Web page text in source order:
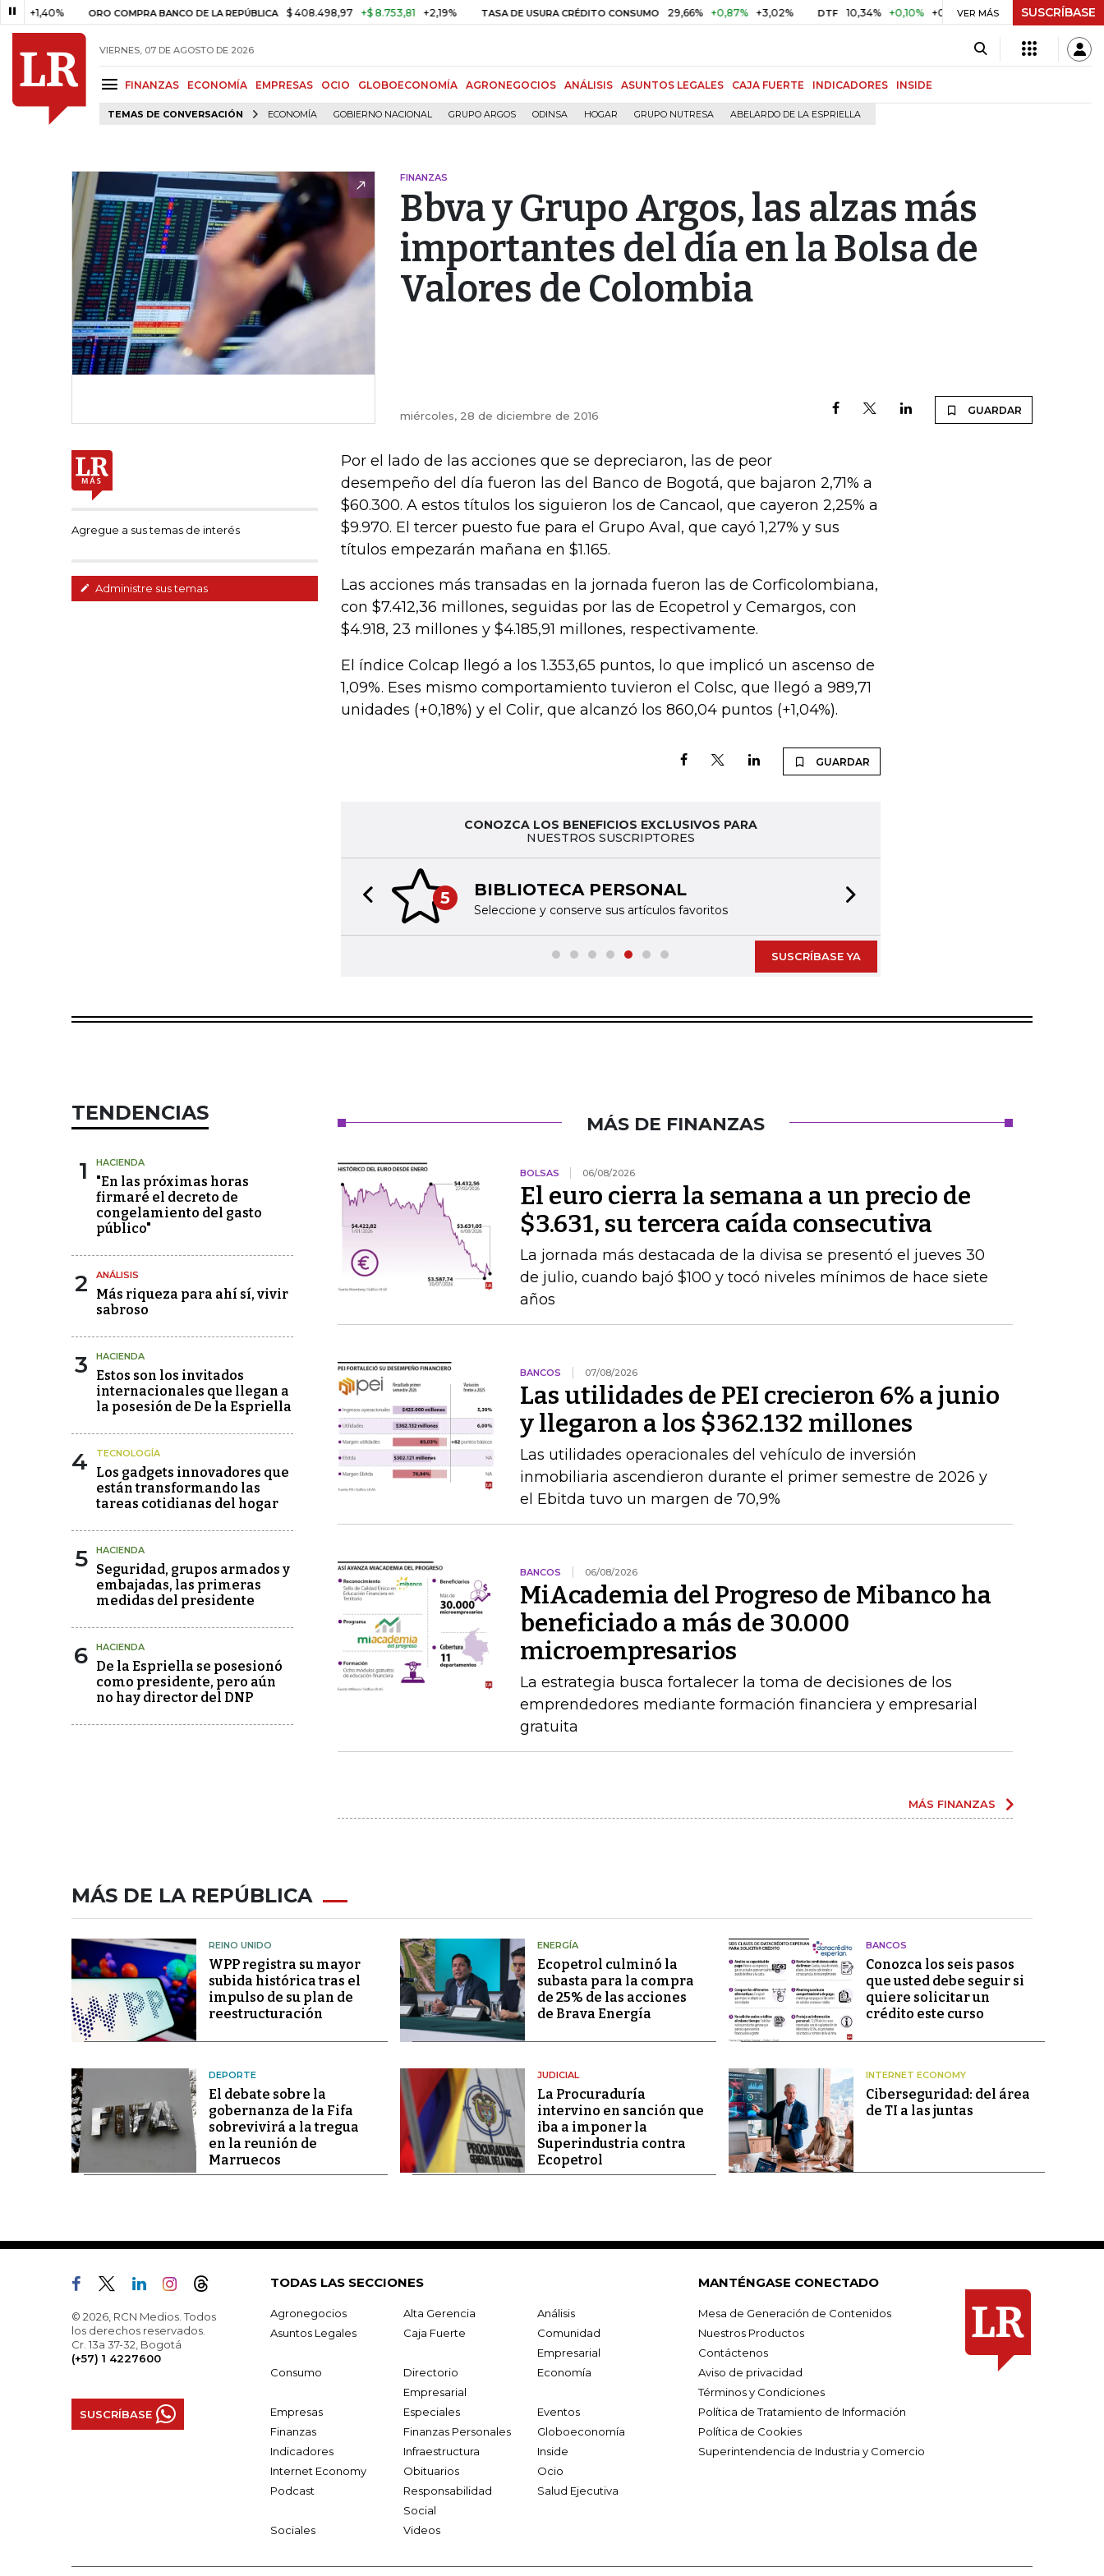
ORO COMPRA BANCO DE LA REPÚBLICA $ 408.498,97 +$ 8.753,81 +2,19% TASA DE USURA CRÉDITO CONSUMO 29,66% +0,87% +3,02% DTF 10,34% +0,10% +0,98% UVR $ 416,96 +$ 0,05
VER MÁS SUSCRÍBASE
VIERNES, 07 DE AGOSTO DE 2026
FINANZAS ECONOMÍA EMPRESAS OCIO GLOBOECONOMÍA AGRONEGOCIOS ANÁLISIS ASUNTOS LEGALES CAJA FUERTE INDICADORES INSIDE
TEMAS DE CONVERSACIÓN ECONOMÍA GOBIERNO NACIONAL GRUPO ARGOS ODINSA HOGAR GRUPO NUTRESA ABELARDO DE LA ESPRIELLA
FINANZAS
Bbva y Grupo Argos, las alzas más
importantes del día en la Bolsa de
Valores de Colombia
miércoles, 28 de diciembre de 2016 GUARDAR
Agregue a sus temas de interés
Administre sus temas
Por el lado de las acciones que se depreciaron, las de peor
desempeño del día fueron las del Banco de Bogotá, que bajaron 2,71% a
$60.300. A estos títulos los siguieron los de Cancaol, que cayeron 2,25% a
$9.970. El tercer puesto fue para el Grupo Aval, que cayó 1,27% y sus
títulos empezarán mañana en $1.165.
Las acciones más transadas en la jornada fueron las de Corficolombiana,
con $7.412,36 millones, seguidas por las de Ecopetrol y Cemargos, con
$4.918, 23 millones y $4.185,91 millones, respectivamente.
El índice Colcap llegó a los 1.353,65 puntos, lo que implicó un ascenso de
1,09%. Eses mismo comportamiento tuvieron el Colsc, que llegó a 989,71
unidades (+0,18%) y el Colir, que alcanzó los 860,04 puntos (+1,04%).
GUARDAR
CONOZCA LOS BENEFICIOS EXCLUSIVOS PARA
NUESTROS SUSCRIPTORES
5 BIBLIOTECA PERSONAL
Seleccione y conserve sus artículos favoritos
Previous slide
SUSCRÍBASE YA
TENDENCIAS
1 HACIENDA
"En las próximas horas
firmaré el decreto de
congelamiento del gasto
público"
2 ANÁLISIS
Más riqueza para ahí sí, vivir
sabroso
3 HACIENDA
Estos son los invitados
internacionales que llegan a
la posesión de De la Espriella
4 TECNOLOGÍA
Los gadgets innovadores que
están transformando las
tareas cotidianas del hogar
5 HACIENDA
Seguridad, grupos armados y
embajadas, las primeras
medidas del presidente
6 HACIENDA
De la Espriella se posesionó
como presidente, pero aún
no hay director del DNP
MÁS DE FINANZAS
BOLSAS 06/08/2026
El euro cierra la semana a un precio de
$3.631, su tercera caída consecutiva
La jornada más destacada de la divisa se presentó el jueves 30
de julio, cuando bajó $100 y tocó niveles mínimos de hace siete
años
BANCOS 07/08/2026
Las utilidades de PEI crecieron 6% a junio
y llegaron a los $362.132 millones
Las utilidades operacionales del vehículo de inversión
inmobiliaria ascendieron durante el primer semestre de 2026 y
el Ebitda tuvo un margen de 70,9%
BANCOS 06/08/2026
MiAcademia del Progreso de Mibanco ha
beneficiado a más de 30.000
microempresarios
La estrategia busca fortalecer la toma de decisiones de los
emprendedores mediante formación financiera y empresarial
gratuita
MÁS FINANZAS
MÁS DE LA REPÚBLICA
REINO UNIDO
WPP registra su mayor
subida histórica tras el
impulso de su plan de
reestructuración
ENERGÍA
Ecopetrol culminó la
subasta para la compra
de 25% de las acciones
de Brava Energía
BANCOS
Conozca los seis pasos
que usted debe seguir si
quiere solicitar un
crédito este curso
DEPORTE
El debate sobre la
gobernanza de la Fifa
sobrevivirá a la tregua
en la reunión de
Marruecos
JUDICIAL
La Procuraduría
intervino en sanción que
iba a imponer la
Superindustria contra
Ecopetrol
INTERNET ECONOMY
Ciberseguridad: del área
de TI a las juntas
© 2026, RCN Medios. Todos
los derechos reservados.
Cr. 13a 37-32, Bogotá
(+57) 1 4227600
SUSCRÍBASE
TODAS LAS SECCIONES
Agronegocios Alta Gerencia
Análisis
Asuntos Legales
Caja Fuerte
Comunidad
Empresarial
Consumo
Directorio
Empresarial
Economía
Empresas Especiales
Eventos
Finanzas
Finanzas Personales
Globoeconomía
Indicadores
Infraestructura
Inside
Internet Economy
Obituarios
Ocio
Podcast
Responsabilidad
Social
Salud Ejecutiva
Sociales Videos
MANTÉNGASE CONECTADO
Mesa de Generación de Contenidos
Nuestros Productos
Contáctenos
Aviso de privacidad
Términos y Condiciones
Política de Tratamiento de Información
Política de Cookies
Superintendencia de Industria y Comercio